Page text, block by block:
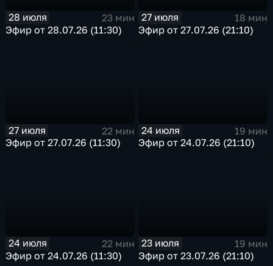
28 июля
23 мин
Эфир от 28.07.26 (11:30)
27 июля
18 мин
Эфир от 27.07.26 (21:10)
27 июля
22 мин
Эфир от 27.07.26 (11:30)
24 июля
19 мин
Эфир от 24.07.26 (21:10)
24 июля
22 мин
Эфир от 24.07.26 (11:30)
23 июля
19 мин
Эфир от 23.07.26 (21:10)